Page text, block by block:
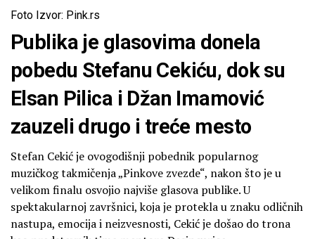
Foto Izvor: Pink.rs
Publika je glasovima donela
pobedu Stefanu Cekiću, dok su
Elsan Pilica i Džan Imamović
zauzeli drugo i treće mesto
Stefan Cekić je ovogodišnji pobednik popularnog
muzičkog takmičenja „Pinkove zvezde“, nakon što je u
velikom finalu osvojio najviše glasova publike. U
spektakularnoj završnici, koja je protekla u znaku odličnih
nastupa, emocija i neizvesnosti, Cekić je došao do trona